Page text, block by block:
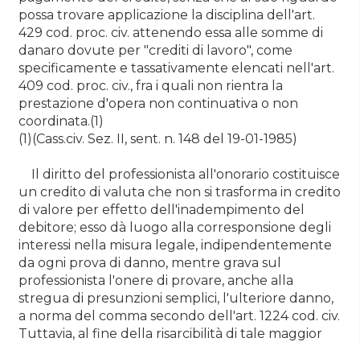
possa trovare applicazione la disciplina dell'art.
429 cod. proc. civ. attenendo essa alle somme di
danaro dovute per "crediti di lavoro", come
specificamente e tassativamente elencati nell'art.
409 cod. proc. civ., fra i quali non rientra la
prestazione d'opera non continuativa o non
coordinata.(1)
(1)(Cass.civ. Sez. II, sent. n. 148 del 19-01-1985)
Il diritto del professionista all'onorario costituisce
un credito di valuta che non si trasforma in credito
di valore per effetto dell'inadempimento del
debitore; esso dà luogo alla corresponsione degli
interessi nella misura legale, indipendentemente
da ogni prova di danno, mentre grava sul
professionista l'onere di provare, anche alla
stregua di presunzioni semplici, l'ulteriore danno,
a norma del comma secondo dell'art. 1224 cod. civ.
Tuttavia, al fine della risarcibilità di tale maggior